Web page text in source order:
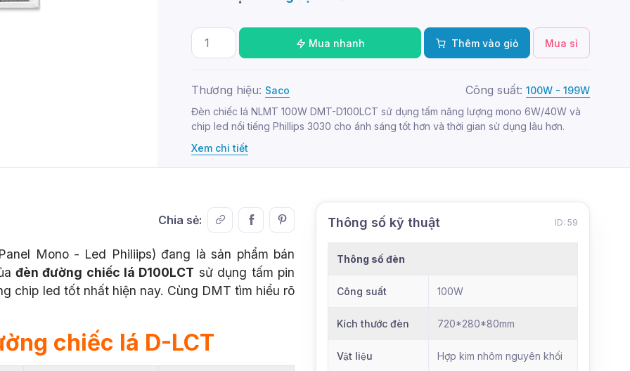
Mua nhanh Thêm vào giỏ Mua sỉ
Thương hiệu: Saco Công suất: 100W - 199W
Đèn chiếc lá NLMT 100W DMT-D100LCT sử dụng tấm năng lượng mono 6W/40W và
chip led nổi tiếng Phillips 3030 cho ánh sáng tốt hơn và thời gian sử dụng lâu hơn.
Xem chi tiết
Chia sẻ:
Mono - Led Philiips) đang là sản phẩm bán
đèn đường chiếc lá D100LCT sử dụng tấm pin
chip led tốt nhất hiện nay. Cùng DMT tìm hiểu rõ
chiếc lá D-LCT
Thông số kỹ thuật ID: 59
Thông số đèn
Công suất 100W
Kích thước đèn 720*280*80mm
Vật liệu Hợp kim nhôm nguyên khối